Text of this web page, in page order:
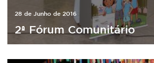
28 de Junho de 2016
2ª Fórum Comunitário